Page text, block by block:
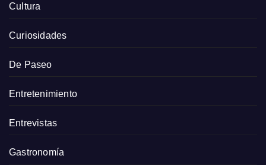
Cultura
Curiosidades
De Paseo
Entretenimiento
Entrevistas
Gastronomía